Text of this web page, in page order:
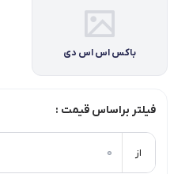
باکس اس اس دی
فیلتر براساس قیمت :
از